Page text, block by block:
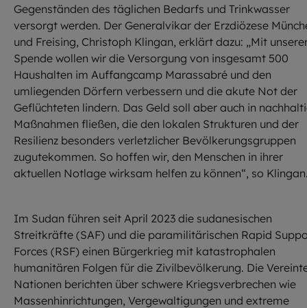
Gegenständen des täglichen Bedarfs und Trinkwasser
versorgt werden. Der Generalvikar der Erzdiözese
und Freising, Christoph Klingan, erklärt dazu: „Mit
Spende wollen wir die Versorgung von insgesamt 500
Haushalten im Auffangcamp Marassabré und den
umliegenden Dörfern verbessern und die akute Not der
Geflüchteten lindern. Das Geld soll aber auch in
Maßnahmen fließen, die den lokalen Strukturen und der
Resilienz besonders verletzlicher Bevölkerungsgruppen
zugutekommen. So hoffen wir, den Menschen in ihrer
aktuellen Notlage wirksam helfen zu können“, so
Im Sudan führen seit April 2023 die sudanesischen
Streitkräfte (SAF) und die paramilitärischen Rapid
Forces (RSF) einen Bürgerkrieg mit katastrophalen
humanitären Folgen für die Zivilbevölkerung. Die
Nationen berichten über schwere Kriegsverbrechen wie
Massenhinrichtungen, Vergewaltigungen und extreme